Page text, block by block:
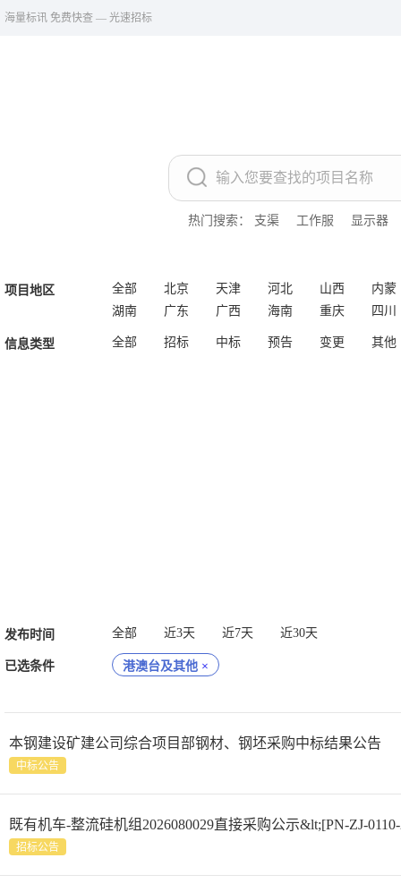
海量标讯 免费快查 — 光速招标
热门搜索： 支渠 工作服 显示器
项目地区 全部 北京 天津 河北 山西
内蒙
湖南
广东 广西 海南 重庆 四川
信息类型 全部 招标 中标 预告 变更 其他
发布时间 全部 近3天 近7天 近30天
已选条件 港澳台及其他 ×
本钢建设矿建公司综合项目部钢材、钢坯采购中标结果公告
中标公告
既有机车-整流硅机组2026080029直接采购公示&lt;[PN-ZJ-
招标公告